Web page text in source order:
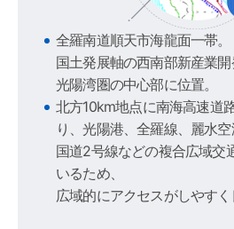
全羅南道順天市海龍面一帯。
国土発展軸の西南部新産業開
光陽湾圏の中心部に位置。
北方10km地点に南海高速道
り、光陽港、全羅線、麗水空
国道2号線などの複合広域交
いるため、
広域的にアクセスがしやすく